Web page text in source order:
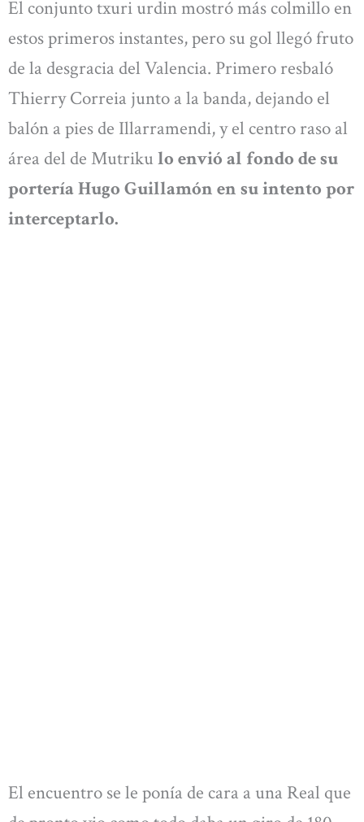
El conjunto txuri urdin mostró más colmillo en
estos primeros instantes, pero su gol llegó fruto
de la desgracia del Valencia. Primero resbaló
Thierry Correia junto a la banda, dejando el
balón a pies de Illarramendi, y el centro raso al
área del de Mutriku lo envió al fondo de su
portería Hugo Guillamón en su intento por
interceptarlo.
El encuentro se le ponía de cara a una Real que